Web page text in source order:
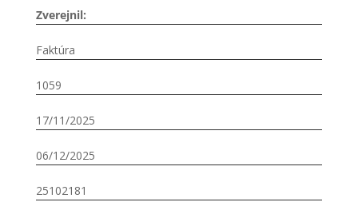
Zverejnil:
Faktúra
1059
17/11/2025
06/12/2025
25102181